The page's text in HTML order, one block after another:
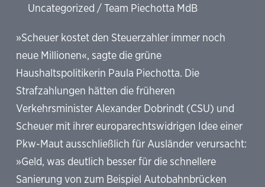
Uncategorized /Team Piechotta MdB
»Scheuer kostet den Steuerzahler immer noch
neue Millionen«, sagte die grüne
Haushaltspolitikerin Paula Piechotta. Die
Strafzahlungen hätten die früheren
Verkehrsminister Alexander Dobrindt (CSU) und
Scheuer mit ihrer europarechtswidrigen Idee einer
Pkw-Maut ausschließlich für Ausländer verursacht:
»Geld, was deutlich besser für die schnellere
Sanierung von zum Beispiel Autobahnbrücken